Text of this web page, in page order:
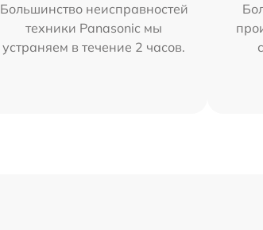
Большинство неисправностей
техники Panasonic мы
устраняем в течение 2 часов.